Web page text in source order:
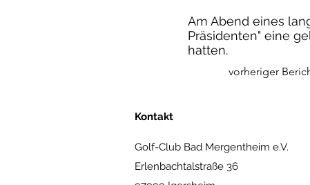
Am Abend eines
Präsidenten" eine
hatten.
vorheriger
Kontakt
Golf-Club Bad Mergentheim e.V.
Erlenbachtalstraße 36